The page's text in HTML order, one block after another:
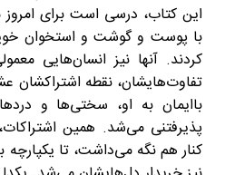
این کتاب، درسی است برای امروز
با پوست و گوشت و استخوان
کردند. آنها نیز انسان‌هایی
تفاوت‌هایشان، نقطه اشتراکشان
باایمان به او، سختی‌ها و
پذیرفتنی می‌شد. همین
کنار هم نگه می‌داشت، تا